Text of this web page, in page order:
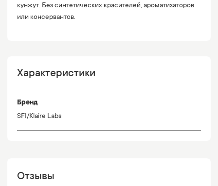
кунжут. Без синтетических красителей, ароматизаторов
или консервантов.
Характеристики
Бренд
SFI/Klaire Labs
Отзывы